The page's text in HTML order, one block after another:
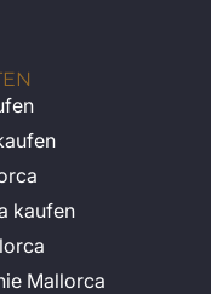
kaufen
Mallorca